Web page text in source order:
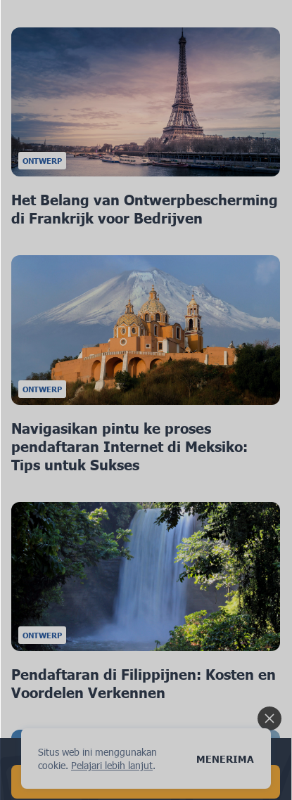
Situs web ini menggunakan
cookie. Pelajari lebih lanjut.
MENERIMA
ONTWERP
Het Belang van Ontwerpbescherming
di Frankrijk voor Bedrijven
ONTWERP
Navigasikan pintu ke proses
pendaftaran Internet di Meksiko:
Tips untuk Sukses
ONTWERP
Pendaftaran di Filippijnen: Kosten en
Voordelen Verkennen
Lakukan pencarian AI global dalam 1 menit!